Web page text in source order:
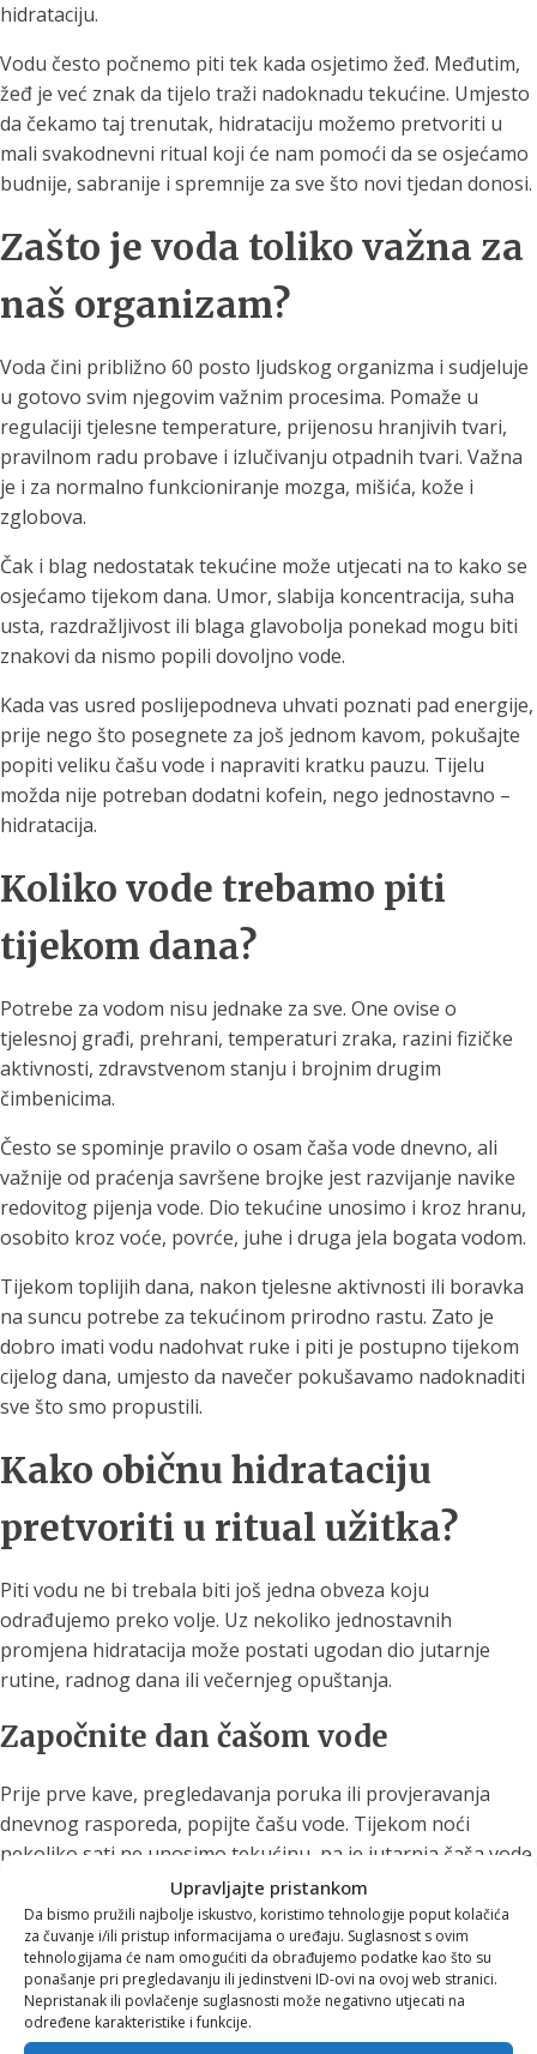
Upravljajte pristankom
Da bismo pružili najbolje iskustvo, koristimo tehnologije poput kolačića
za čuvanje i/ili pristup informacijama o uređaju. Suglasnost s ovim
tehnologijama će nam omogućiti da obrađujemo podatke kao što su
ponašanje pri pregledavanju ili jedinstveni ID-ovi na ovoj web stranici.
Nepristanak ili povlačenje suglasnosti može negativno utjecati na
određene karakteristike i funkcije.
hidrataciju.
Vodu često počnemo piti tek kada osjetimo žeđ. Međutim,
žeđ je već znak da tijelo traži nadoknadu tekućine. Umjesto
da čekamo taj trenutak, hidrataciju možemo pretvoriti u
mali svakodnevni ritual koji će nam pomoći da se osjećamo
budnije, sabranije i spremnije za sve što novi tjedan donosi.
Zašto je voda toliko važna za
naš organizam?
Voda čini približno 60 posto ljudskog organizma i sudjeluje
u gotovo svim njegovim važnim procesima. Pomaže u
regulaciji tjelesne temperature, prijenosu hranjivih tvari,
pravilnom radu probave i izlučivanju otpadnih tvari. Važna
je i za normalno funkcioniranje mozga, mišića, kože i
zglobova.
Čak i blag nedostatak tekućine može utjecati na to kako se
osjećamo tijekom dana. Umor, slabija koncentracija, suha
usta, razdražljivost ili blaga glavobolja ponekad mogu biti
znakovi da nismo popili dovoljno vode.
Kada vas usred poslijepodneva uhvati poznati pad energije,
prije nego što posegnete za još jednom kavom, pokušajte
popiti veliku čašu vode i napraviti kratku pauzu. Tijelu
možda nije potreban dodatni kofein, nego jednostavno –
hidratacija.
Koliko vode trebamo piti
tijekom dana?
Potrebe za vodom nisu jednake za sve. One ovise o
tjelesnoj građi, prehrani, temperaturi zraka, razini fizičke
aktivnosti, zdravstvenom stanju i brojnim drugim
čimbenicima.
Često se spominje pravilo o osam čaša vode dnevno, ali
važnije od praćenja savršene brojke jest razvijanje navike
redovitog pijenja vode. Dio tekućine unosimo i kroz hranu,
osobito kroz voće, povrće, juhe i druga jela bogata vodom.
Tijekom toplijih dana, nakon tjelesne aktivnosti ili boravka
na suncu potrebe za tekućinom prirodno rastu. Zato je
dobro imati vodu nadohvat ruke i piti je postupno tijekom
cijelog dana, umjesto da navečer pokušavamo nadoknaditi
sve što smo propustili.
Kako običnu hidrataciju
pretvoriti u ritual užitka?
Piti vodu ne bi trebala biti još jedna obveza koju
odrađujemo preko volje. Uz nekoliko jednostavnih
promjena hidratacija može postati ugodan dio jutarnje
rutine, radnog dana ili večernjeg opuštanja.
Započnite dan čašom vode
Prije prve kave, pregledavanja poruka ili provjeravanja
dnevnog rasporeda, popijte čašu vode. Tijekom noći
nekoliko sati ne unosimo tekućinu, pa je jutarnja čaša vode
jednostavan način da osvježimo organizam i započnemo
dan svjesnije.
Možete je pripremiti već navečer i ostaviti na noćnom
ormariću ili kuhinjskom stolu. Kada je voda pred očima,
veća je vjerojatnost da ćemo je doista popiti.